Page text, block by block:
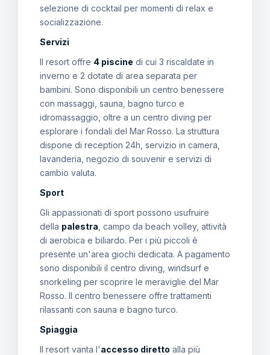
selezione di cocktail per momenti di relax e
socializzazione.
Servizi
Il resort offre 4 piscine di cui 3 riscaldate in
inverno e 2 dotate di area separata per
bambini. Sono disponibili un centro benessere
con massaggi, sauna, bagno turco e
idromassaggio, oltre a un centro diving per
esplorare i fondali del Mar Rosso. La struttura
dispone di reception 24h, servizio in camera,
lavanderia, negozio di souvenir e servizi di
cambio valuta.
Sport
Gli appassionati di sport possono usufruire
della palestra , campo da beach volley, attività
di aerobica e biliardo. Per i più piccoli è
presente un'area giochi dedicata. A pagamento
sono disponibili il centro diving, windsurf e
snorkeling per scoprire le meraviglie del Mar
Rosso. Il centro benessere offre trattamenti
rilassanti con sauna e bagno turco.
Spiaggia
Il resort vanta l'accesso diretto alla più